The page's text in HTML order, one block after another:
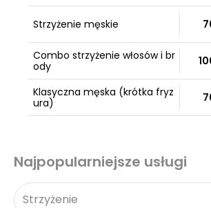
Strzyżenie męskie
Combo strzyżenie włosów i br
ody
Klasyczna męska (krótka fryz
ura)
Najpopularniejsze usługi
Strzyżenie